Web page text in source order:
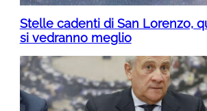
Stelle cadenti di San Lorenzo,
si vedranno meglio